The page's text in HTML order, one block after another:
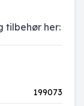
tilbehør her:
199073